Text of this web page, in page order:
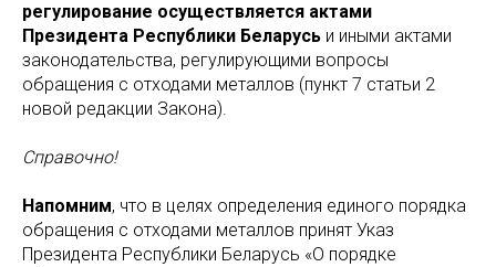
регулирование осуществляется актами
Президента Республики Беларусь и иными актами
законодательства, регулирующими вопросы
обращения с отходами металлов (пункт 7 статьи 2
новой редакции Закона).
Справочно!
Напомним, что в целях определения единого порядка
обращения с отходами металлов принят Указ
Президента Республики Беларусь «О порядке